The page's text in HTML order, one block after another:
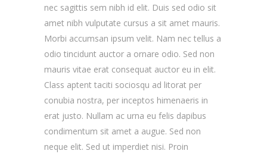
nec sagittis sem nibh id elit. Duis sed odio sit
amet nibh vulputate cursus a sit amet mauris.
Morbi accumsan ipsum velit. Nam nec tellus a
odio tincidunt auctor a ornare odio. Sed non
mauris vitae erat consequat auctor eu in elit.
Class aptent taciti sociosqu ad litorat per
conubia nostra, per inceptos himenaeris in
erat justo. Nullam ac urna eu felis dapibus
condimentum sit amet a augue. Sed non
neque elit. Sed ut imperdiet nisi. Proin